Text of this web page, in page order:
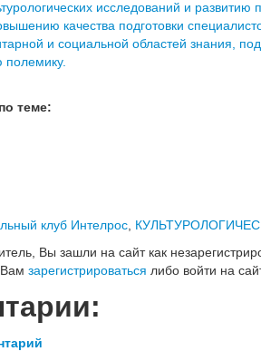
исследований и развитию
качества подготовки
и социальной областей знания,
полемику.
теме:
клуб Интелрос,
Вы зашли на сайт как
зарегистрироваться либо войти на